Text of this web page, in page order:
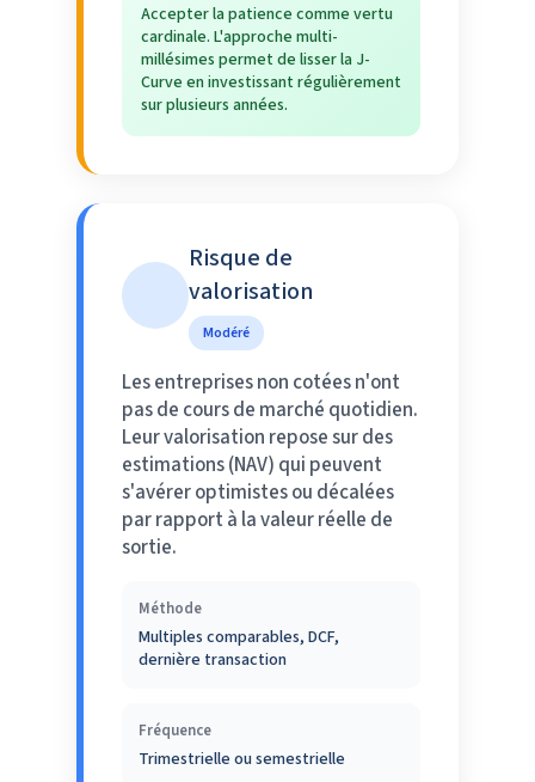
Accepter la patience comme vertu
cardinale. L'approche multi-
millésimes permet de lisser la J-
Curve en investissant régulièrement
sur plusieurs années.
Risque de
valorisation
Modéré
Les entreprises non cotées n'ont
pas de cours de marché quotidien.
Leur valorisation repose sur des
estimations (NAV) qui peuvent
s'avérer optimistes ou décalées
par rapport à la valeur réelle de
sortie.
Méthode
Multiples comparables, DCF,
dernière transaction
Fréquence
Trimestrielle ou semestrielle